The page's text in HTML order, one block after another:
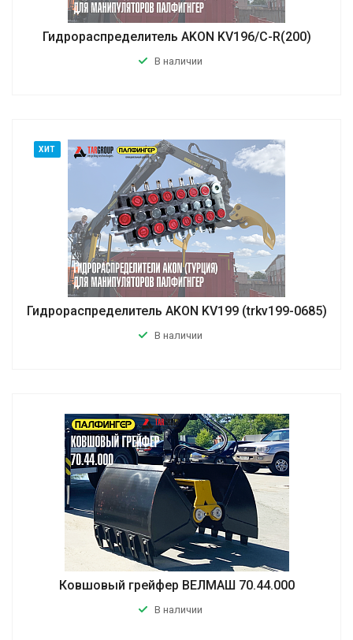
Гидрораспределитель AKON KV196/C-R(200)
В наличии
ХИТ
Гидрораспределитель AKON KV199 (trkv199-0685)
В наличии
Ковшовый грейфер ВЕЛМАШ 70.44.000
В наличии